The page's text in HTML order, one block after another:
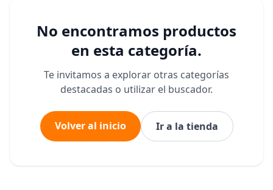
No encontramos productos
en esta categoría.
Te invitamos a explorar otras categorías
destacadas o utilizar el buscador.
Volver al inicio Ir a la tienda